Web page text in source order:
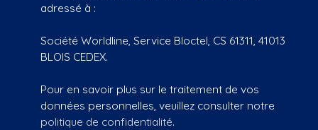
adressé à :
Société Worldline, Service Bloctel, CS 61311, 41013
BLOIS CEDEX.
Pour en savoir plus sur le traitement de vos
données personnelles, veuillez consulter notre
politique de confidentialité.